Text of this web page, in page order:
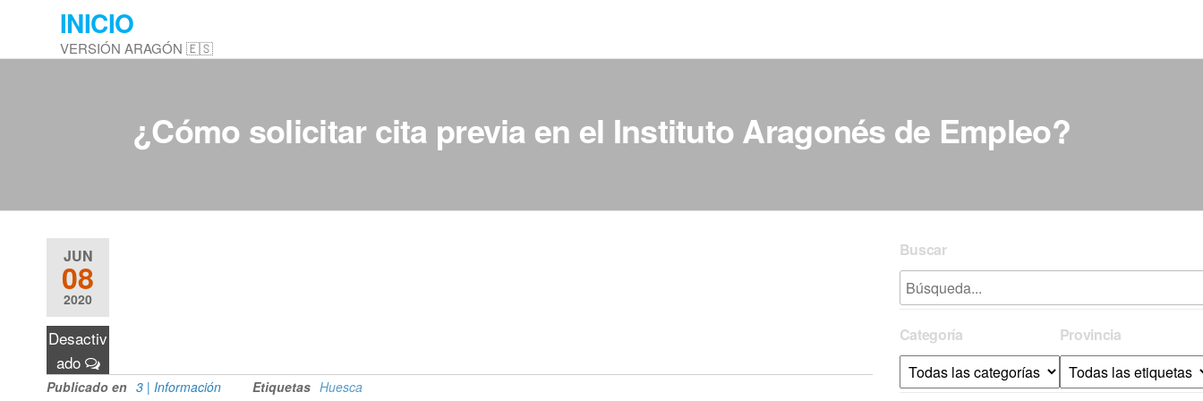
contenido
INICIO
VERSIÓN ARAGÓN 🇪🇸
¿Cómo solicitar cita previa en el Instituto Aragonés de Empleo?
JUN
08
2020
Desactiv
ado
Publicado en 3 | Información Etiquetas Huesca
Buscar
Categoría Provincia